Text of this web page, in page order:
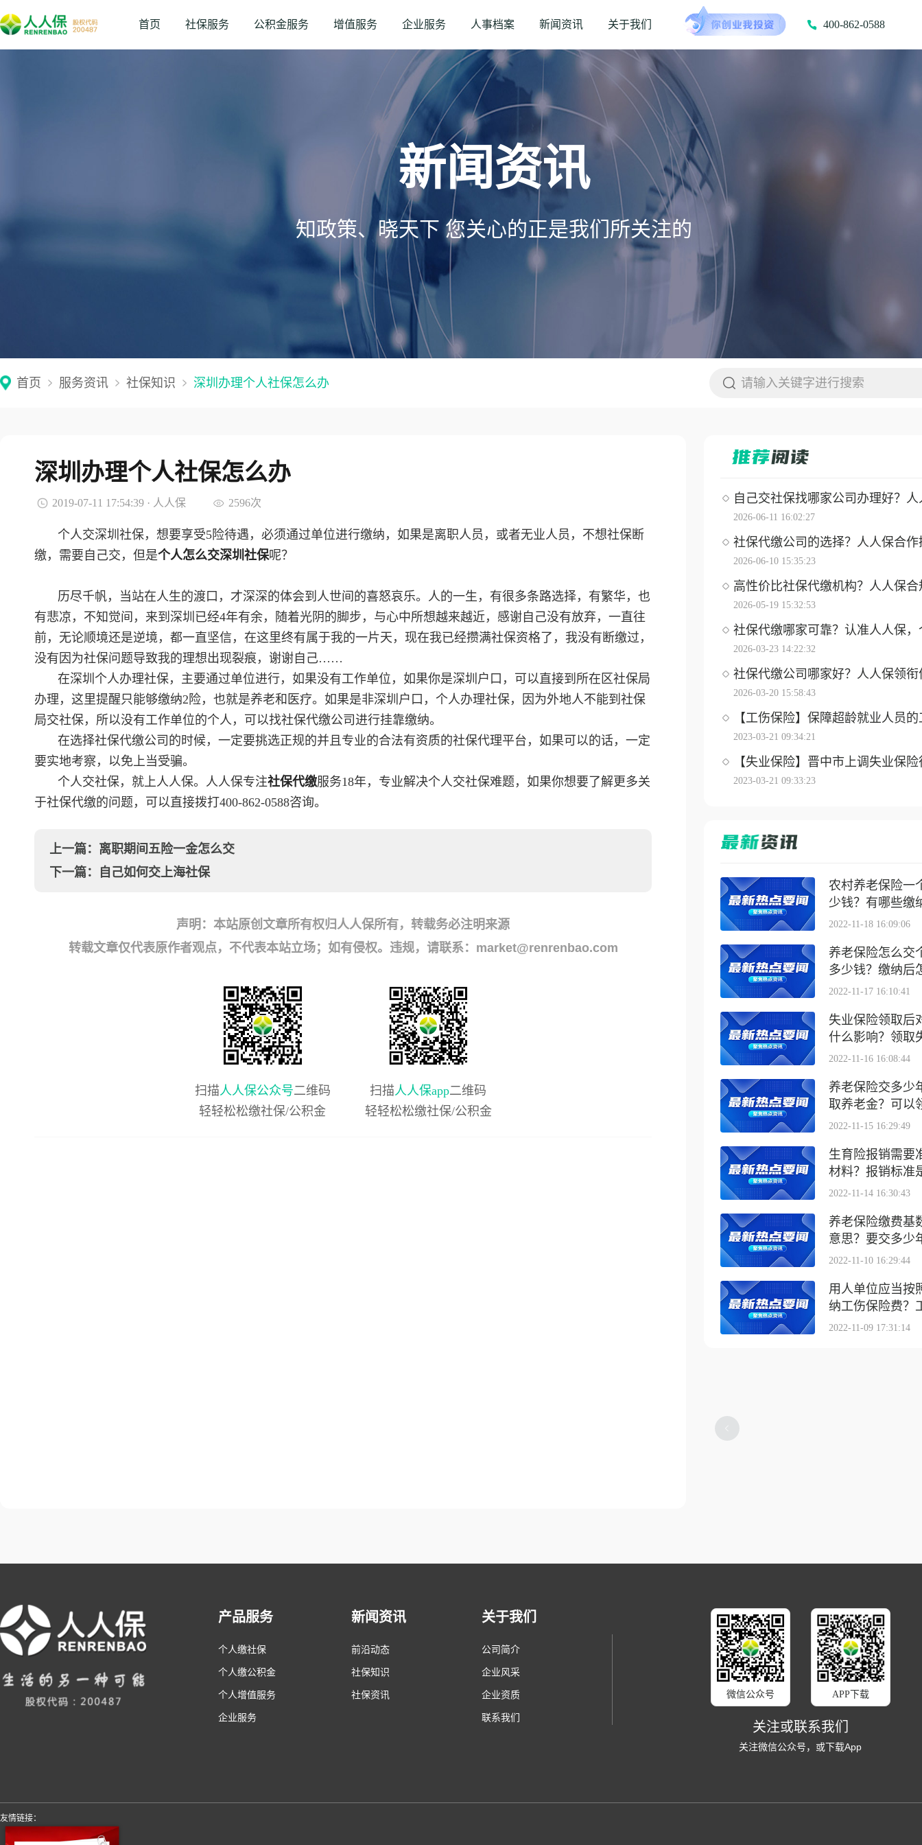
首页 社保服务 公积金服务 增值服务 企业服务 人事档案 新闻资讯 关于我们 400-862-0588
新闻资讯
知政策、晓天下 您关心的正是我们所关注的
首页 服务资讯 社保知识 深圳办理个人社保怎么办
深圳办理个人社保怎么办
2019-07-11 17:54:39 · 人人保 2596次
个人交深圳社保，想要享受5险待遇，必须通过单位进行缴纳，如果是离职人员，或者无业人员，不想社保断
缴，需要自己交，但是个人怎么交深圳社保呢？
历尽千帆，当站在人生的渡口，才深深的体会到人世间的喜怒哀乐。人的一生，有很多条路选择，有繁华，也
有悲凉，不知觉间，来到深圳已经4年有余，随着光阴的脚步，与心中所想越来越近，感谢自己没有放弃，一直往
前，无论顺境还是逆境，都一直坚信，在这里终有属于我的一片天，现在我已经攒满社保资格了，我没有断缴过，
没有因为社保问题导致我的理想出现裂痕，谢谢自己……
在深圳个人办理社保，主要通过单位进行，如果没有工作单位，如果你是深圳户口，可以直接到所在区社保局
办理，这里提醒只能够缴纳2险，也就是养老和医疗。如果是非深圳户口，个人办理社保，因为外地人不能到社保
局交社保，所以没有工作单位的个人，可以找社保代缴公司进行挂靠缴纳。
在选择社保代缴公司的时候，一定要挑选正规的并且专业的合法有资质的社保代理平台，如果可以的话，一定
要实地考察，以免上当受骗。
个人交社保，就上人人保。人人保专注社保代缴服务18年，专业解决个人交社保难题，如果你想要了解更多关
于社保代缴的问题，可以直接拨打400-862-0588咨询。
上一篇： 离职期间五险一金怎么交
下一篇：
自己如何交上海社保
声明：本站原创文章所有权归人人保所有，转载务必注明来源
转载文章仅代表原作者观点，不代表本站立场；如有侵权。违规，请联系：market@renrenbao.com
扫描人人保公众号二维码
轻轻松松缴社保/公积金
扫描人人保app二维码
轻轻松松缴社保/公积金
自己交社保找哪家公司办理好？人
2026-06-11 16:02:27
社保代缴公司的选择？人人保合作
2026-06-10 15:35:23
高性价比社保代缴机构？人人保合
2026-05-19 15:32:53
社保代缴哪家可靠？认准人人保，
2026-03-23 14:22:32
社保代缴公司哪家好？人人保领衔
2026-03-20 15:58:43
【工伤保险】保障超龄就业人员
2023-03-21 09:34:21
【失业保险】晋中市上调失业保
2023-03-21 09:33:23
农村养老保险一
少钱？有哪些缴
2022-11-18 16:09:06
养老保险怎么交
多少钱？缴纳后
2022-11-17 16:10:41
失业保险领取后
什么影响？领取
2022-11-16 16:08:44
养老保险交多少
取养老金？可以
2022-11-15 16:29:49
生育险报销需要
材料？报销标准
2022-11-14 16:30:43
养老保险缴费基
意思？要交多少
2022-11-10 16:29:44
用人单位应当按
纳工伤保险费？
2022-11-09 17:31:14
产品服务
个人缴社保
个人缴公积金
个人增值服务
企业服务
新闻资讯
前沿动态
社保知识
社保资讯
关于我们
公司简介
企业风采
企业资质
联系我们
微信公众号 APP下载
关注或联系我们
关注微信公众号，或下载App
友情链接：